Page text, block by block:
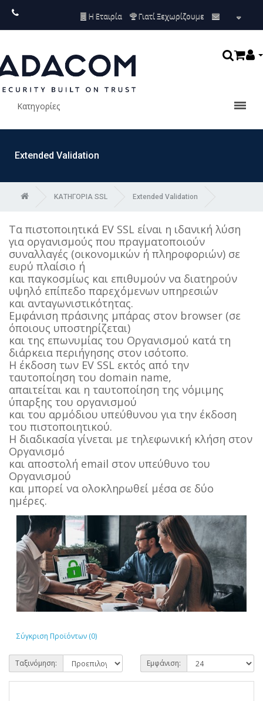
Η Εταιρία Γιατί Ξεχωρίζουμε
Κατηγορίες
Extended Validation
ΚΑΤΗΓΟΡΙΑ SSL Extended Validation
Τα πιστοποιητικά EV SSL είναι η ιδανική λύση
για οργανισμούς που πραγματοποιούν
συναλλαγές (οικονομικών ή πληροφοριών) σε
ευρύ πλαίσιο ή
και παγκοσμίως και επιθυμούν να διατηρούν
υψηλό επίπεδο παρεχόμενων υπηρεσιών
και ανταγωνιστικότητας.
Εμφάνιση πράσινης μπάρας στον browser (σε
όποιους υποστηρίζεται)
και της επωνυμίας του Οργανισμού κατά τη
διάρκεια περιήγησης στον ισότοπο.
Η έκδοση των ΕV SSL εκτός από την
ταυτοποίηση του domain name,
απαιτείται και η ταυτοποίηση της νόμιμης
ύπαρξης του οργανισμού
και του αρμόδιου υπεύθυνου για την έκδοση
του πιστοποιητικού.
Η διαδικασία γίνεται με τηλεφωνική κλήση στον
Οργανισμό
και αποστολή email στον υπεύθυνο του
Οργανισμού
και μπορεί να ολοκληρωθεί μέσα σε δύο
ημέρες.
Σύγκριση Προϊόντων (0)
Ταξινόμηση: Εμφάνιση: